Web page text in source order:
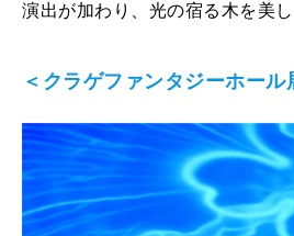
演出が加わり、光の宿る木を美し
＜クラゲファンタジーホー